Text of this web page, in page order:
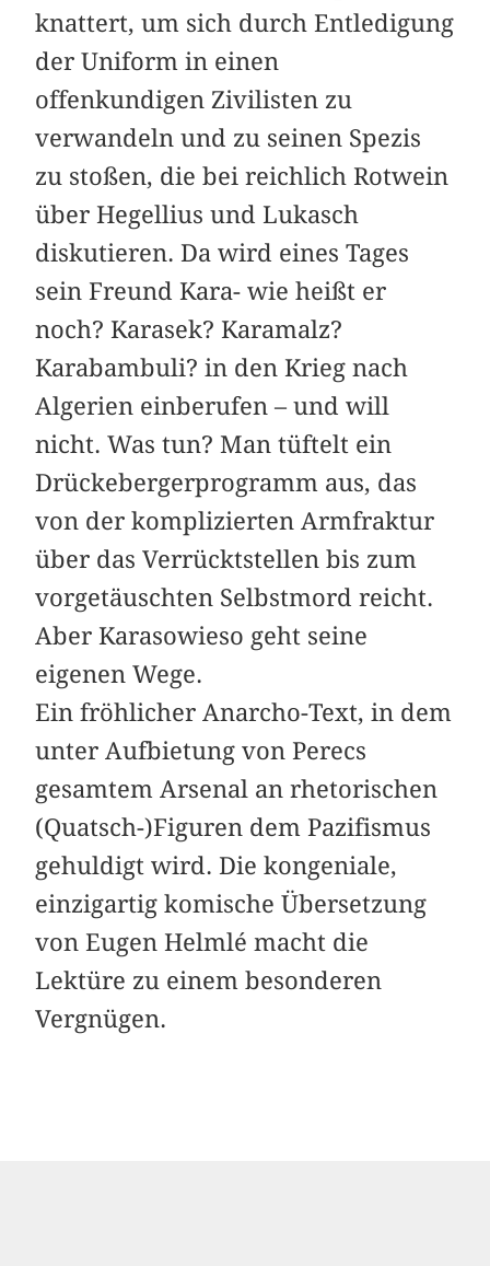
knattert, um sich durch Entledigung
der Uniform in einen
offenkundigen Zivilisten zu
verwandeln und zu seinen Spezis
zu stoßen, die bei reichlich Rotwein
über Hegellius und Lukasch
diskutieren. Da wird eines Tages
sein Freund Kara- wie heißt er
noch? Karasek? Karamalz?
Karabambuli? in den Krieg nach
Algerien einberufen – und will
nicht. Was tun? Man tüftelt ein
Drückebergerprogramm aus, das
von der komplizierten Armfraktur
über das Verrücktstellen bis zum
vorgetäuschten Selbstmord reicht.
Aber Karasowieso geht seine
eigenen Wege.
Ein fröhlicher Anarcho-Text, in dem
unter Aufbietung von Perecs
gesamtem Arsenal an rhetorischen
(Quatsch-)Figuren dem Pazifismus
gehuldigt wird. Die kongeniale,
einzigartig komische Übersetzung
von Eugen Helmlé macht die
Lektüre zu einem besonderen
Vergnügen.